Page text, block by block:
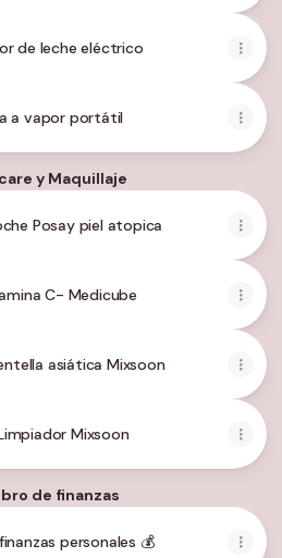
de leche eléctrico
a vapor portátil
y Maquillaje
Posay piel atopica
C- Medicube
asiática Mixsoon
Mixsoon
de finanzas
personales 💰